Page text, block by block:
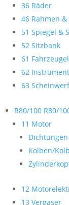
36 Räder
46 Rahmen
51 Spiegel &
52 Sitzbank
61
62
63
R80/100 R80/
11 Motor
Dichtungen
Kolben/
12
13 Vergaser